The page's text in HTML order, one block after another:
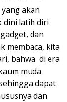
akan
dini latih diri
dan
membaca, kita
bahwa di era
muda
dapat
dan